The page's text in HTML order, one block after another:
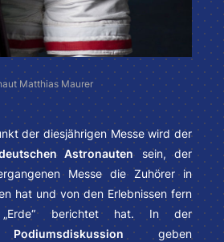
Matthias Maurer
der diesjährigen Messe wird der
Astronautensein, der
Messe die Zuhörer in
hat und von den Erlebnissen fern
„Erde“ berichtet hat. In der
Podiumsdiskussion geben